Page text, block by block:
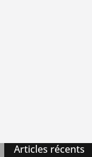
Articles récents